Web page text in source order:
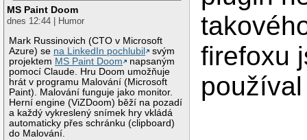
MS Paint Doom
dnes 12:44 | Humor
Mark Russinovich (CTO v Microsoft
Azure) se na LinkedIn pochlubil
svým
projektem MS Paint Doom
napsaným
pomocí Claude. Hru Doom umožňuje
hrát v programu Malování (Microsoft
Paint). Malování funguje jako monitor.
Herní engine (ViZDoom) běží na pozadí
a každý vykreslený snímek hry vkládá
automaticky přes schránku (clipboard)
do Malování.
firefoxu
používal